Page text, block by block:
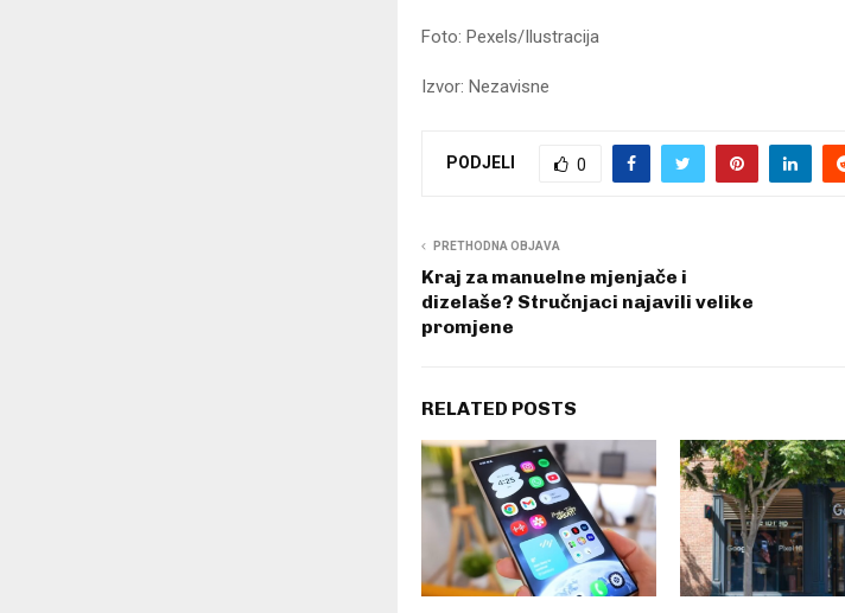
Foto: Pexels/Ilustracija
Izvor: Nezavisne
PODJELI 0
PRETHODNA OBJAVA
Kraj za manuelne mjenjače i
dizelaše? Stručnjaci najavili velike
promjene
RELATED POSTS